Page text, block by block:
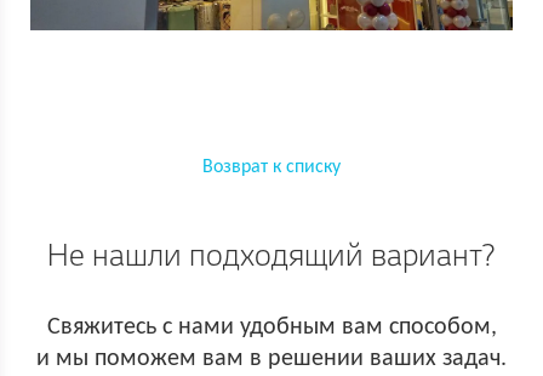
Возврат к списку
Не нашли подходящий вариант?
Свяжитесь с нами удобным вам способом,
и мы поможем вам в решении ваших задач.